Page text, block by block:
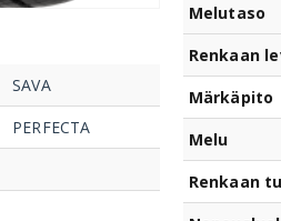
SAVA
PERFECTA
Melutaso
Renkaan
Märkäpito
Melu
Renkaan